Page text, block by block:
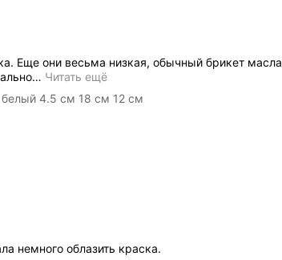
Еще они весьма низкая, обычный брикет масла
… Читать ещё
4.5 см 18 см 12 см
немного облазить краска.